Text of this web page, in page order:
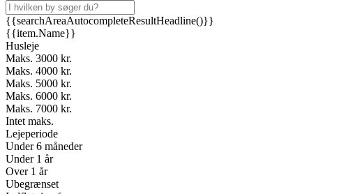
{{searchAreaAutocompleteResultHeadline()}}
{{item.Name}}
Husleje
Maks. 3000 kr.
Maks. 4000 kr.
Maks. 5000 kr.
Maks. 6000 kr.
Maks. 7000 kr.
Intet maks.
Lejeperiode
Under 6 måneder
Under 1 år
Over 1 år
Ubegrænset